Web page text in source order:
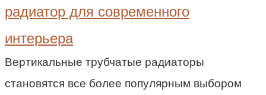
радиатор для современного
интерьера
Вертикальные трубчатые радиаторы
становятся все более популярным выбором